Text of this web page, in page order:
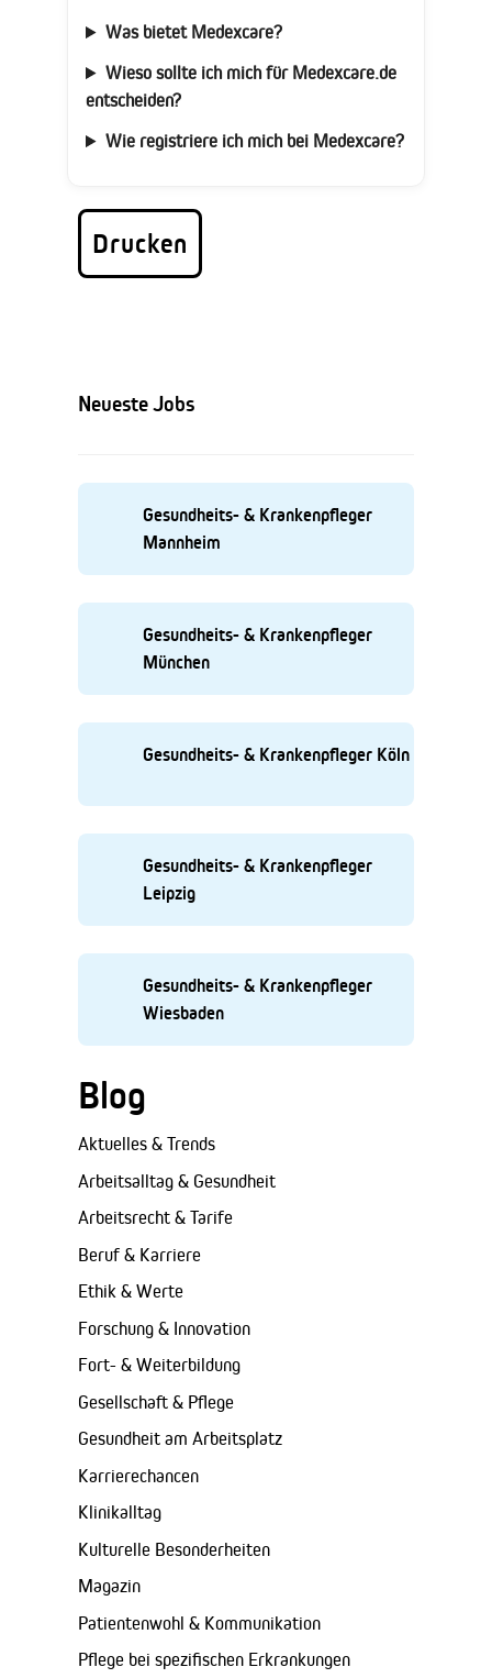
Was bietet Medexcare?
Wieso sollte ich mich für Medexcare.de
entscheiden?
Wie registriere ich mich bei Medexcare?
Drucken
Neueste Jobs
Gesundheits- & Krankenpfleger
Mannheim
Gesundheits- & Krankenpfleger
München
Gesundheits- & Krankenpfleger Köln
Gesundheits- & Krankenpfleger
Leipzig
Gesundheits- & Krankenpfleger
Wiesbaden
Blog
Aktuelles & Trends
Arbeitsalltag & Gesundheit
Arbeitsrecht & Tarife
Beruf & Karriere
Ethik & Werte
Forschung & Innovation
Fort- & Weiterbildung
Gesellschaft & Pflege
Gesundheit am Arbeitsplatz
Karrierechancen
Klinikalltag
Kulturelle Besonderheiten
Magazin
Patientenwohl & Kommunikation
Pflege bei spezifischen Erkrankungen